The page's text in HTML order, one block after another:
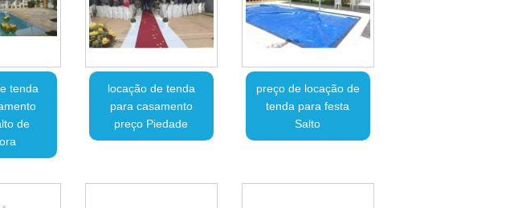
tenda
de
locação de tenda
para casamento
preço Piedade
preço de locação de
tenda para festa
Salto